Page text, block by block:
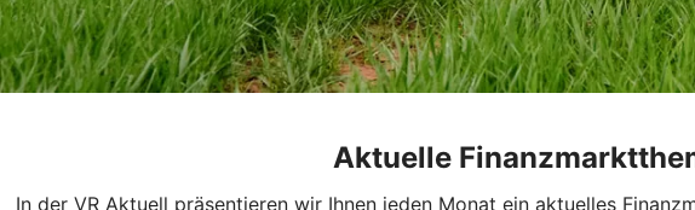
Aktuelle
In der VR Aktuell präsentieren wir Ihnen jeden Monat ein aktuelles